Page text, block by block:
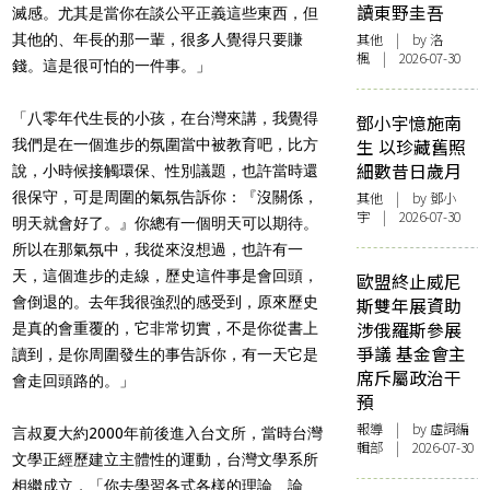
滅感。尤其是當你在談公平正義這些東西，但
其他的、年長的那一輩，很多人覺得只要賺
錢。這是很可怕的一件事。」
「八零年代生長的小孩，在台灣來講，我覺得
我們是在一個進步的氛圍當中被教育吧，比方
說，小時候接觸環保、性別議題，也許當時還
很保守，可是周圍的氣氛告訴你：『沒關係，
明天就會好了。』你總有一個明天可以期待。
所以在那氣氛中，我從來沒想過，也許有一
天，這個進步的走線，歷史這件事是會回頭，
會倒退的。去年我很強烈的感受到，原來歷史
是真的會重覆的，它非常切實，不是你從書上
讀到，是你周圍發生的事告訴你，有一天它是
會走回頭路的。」
言叔夏大約2000年前後進入台文所，當時台灣
文學正經歷建立主體性的運動，台灣文學系所
相繼成立，「你去學習各式各樣的理論、論
讀東野圭吾
其他 | by洛
楓 | 2026-07-30
鄧小宇憶施南
生 以珍藏舊照
細數昔日歲月
其他 | by 鄧小
宇 | 2026-07-30
歐盟終止威尼
斯雙年展資助
涉俄羅斯參展
爭議 基金會主
席斥屬政治干
預
報導 | by 虛詞編
輯部 | 2026-07-30